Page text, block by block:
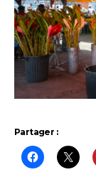
Partager :